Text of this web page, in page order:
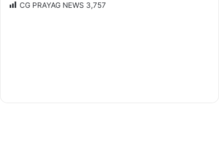
CG PRAYAG NEWS 3,757